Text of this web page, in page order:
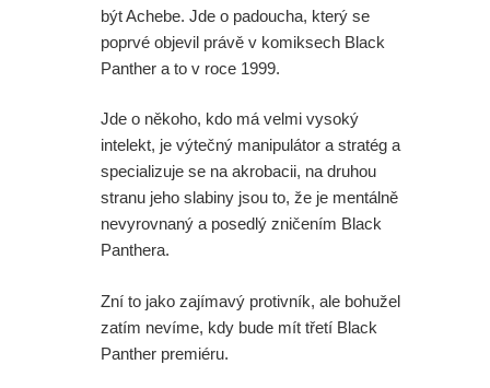
být Achebe. Jde o padoucha, který se
poprvé objevil právě v komiksech Black
Panther a to v roce 1999.
Jde o někoho, kdo má velmi vysoký
intelekt, je výtečný manipulátor a stratég a
specializuje se na akrobacii, na druhou
stranu jeho slabiny jsou to, že je mentálně
nevyrovnaný a posedlý zničením Black
Panthera.
Zní to jako zajímavý protivník, ale bohužel
zatím nevíme, kdy bude mít třetí Black
Panther premiéru.